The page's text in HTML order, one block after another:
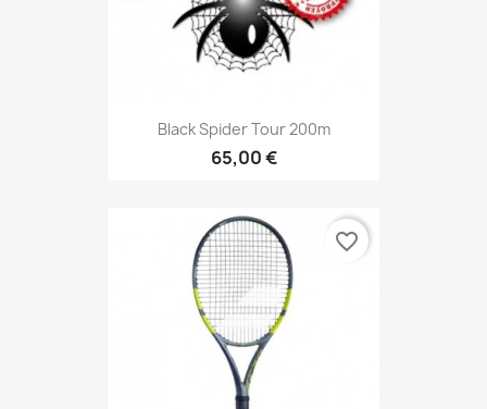
Black Spider Tour 200m
65,00 €
favorite_border